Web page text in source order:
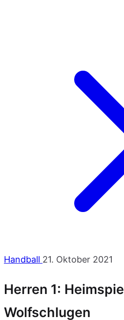
Handball 21. Oktober 2021
Herren 1:
Wolfschlugen